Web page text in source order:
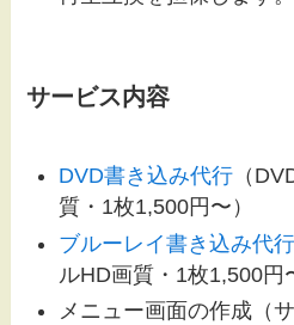
サービス内容
DVD書き込み代行 （
質・1枚1,500円〜）
ブルーレイ書き込み代行
ルHD画質・1枚1,500円
メニュー画面の作成（